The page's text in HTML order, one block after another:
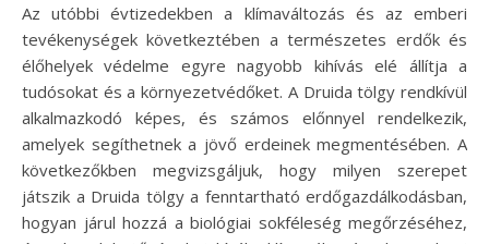
Az utóbbi évtizedekben a klímaváltozás és az emberi
tevékenységek következtében a természetes erdők és
élőhelyek védelme egyre nagyobb kihívás elé állítja a
tudósokat és a környezetvédőket. A Druida tölgy rendkívül
alkalmazkodó képes, és számos előnnyel rendelkezik,
amelyek segíthetnek a jövő erdeinek megmentésében. A
következőkben megvizsgáljuk, hogy milyen szerepet
játszik a Druida tölgy a fenntartható erdőgazdálkodásban,
hogyan járul hozzá a biológiai sokféleség megőrzéséhez,